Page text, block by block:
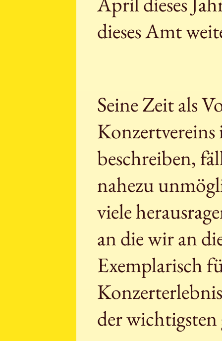
dieses Amt
Seine Zeit als
beschreiben,
nahezu
viele
an die wir an
Exemplarisch
der